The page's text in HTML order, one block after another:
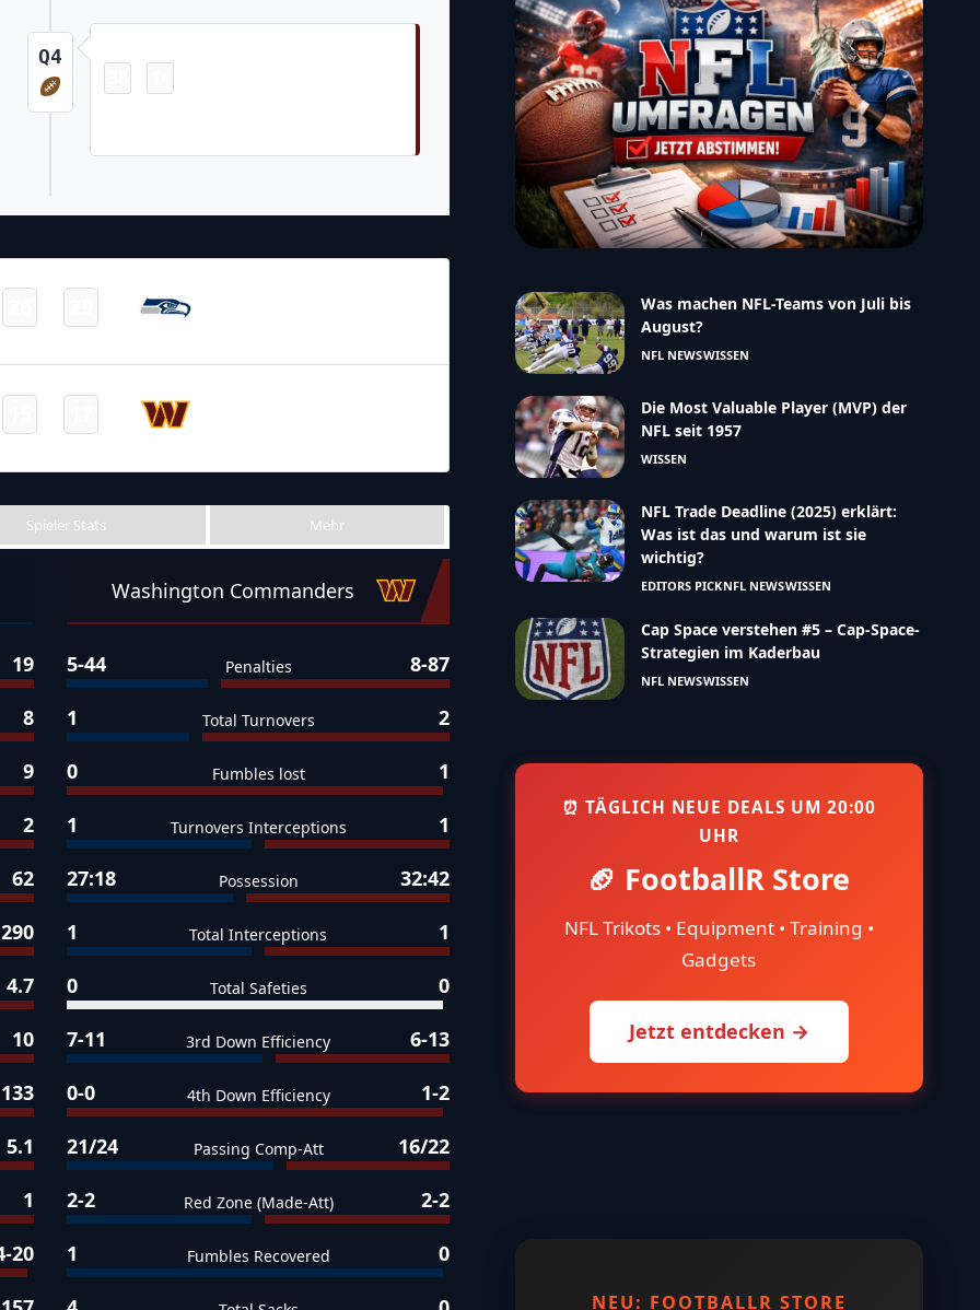
Q4
Spieler Stats Mehr
Washington Commanders
19
8
9
2
62
290
4.7
10
133
5.1
1
20
5-44 Penalties 8-87
1 Total Turnovers 2
0 Fumbles lost 1
1 Turnovers Interceptions 1
27:18 Possession 32:42
1 Total Interceptions 1
0 Total Safeties 0
7-11 3rd Down Efficiency 6-13
0-0 4th Down Efficiency 1-2
21/24 Passing Comp-Att 16/22
2-2 Red Zone (Made-Att) 2-2
1 Fumbles Recovered 0
Was machen NFL-Teams von Juli bis
August?
NFL NEWSWISSEN
Die Most Valuable Player (MVP) der
NFL seit 1957
WISSEN
NFL Trade Deadline (2025) erklärt:
Was ist das und warum ist sie
wichtig?
EDITORS PICKNFL NEWSWISSEN
Cap Space verstehen #5 – Cap-Space-
Strategien im Kaderbau
NFL NEWSWISSEN
⏰ TÄGLICH NEUE DEALS UM 20:00
UHR
🏈 FootballR Store
NFL Trikots • Equipment • Training •
Gadgets
Jetzt entdecken →
NEU: FOOTBALLR STORE